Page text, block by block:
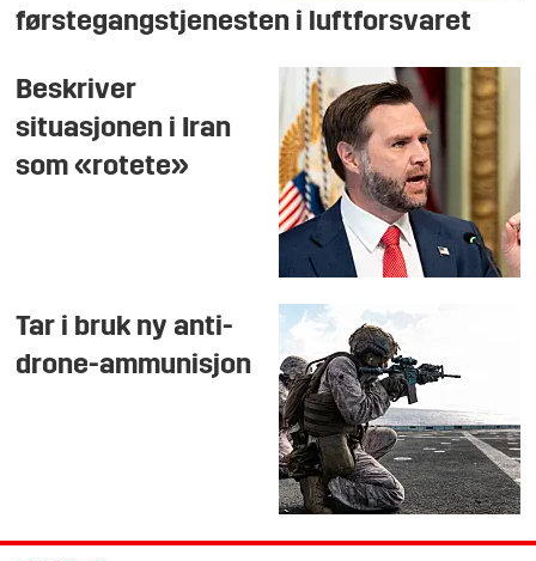
førstegangstjenesten i luftforsvaret
Beskriver
situasjonen i Iran
som «rotete»
Tar i bruk ny anti-
drone-ammunisjon